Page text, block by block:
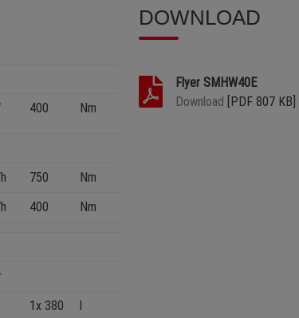
400 Nm
750
Nm
400 Nm
1x 380 l
DOWNLOAD
Flyer SMHW40E
Download [PDF 807 KB]